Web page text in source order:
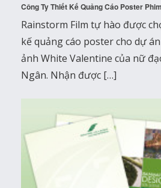
Công Ty Thiết Kế Quảng Cáo Poster
Rainstorm Film tự hào được
kế quảng cáo poster cho dự
ảnh White Valentine của nữ
Ngân. Nhận được […]